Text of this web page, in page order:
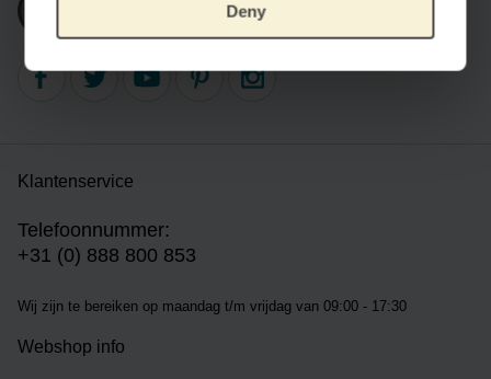
Deny
Inschrijven nieuwsbrief
Klantenservice
Telefoonnummer:
+31 (0) 888 800 853
Wij zijn te bereiken op maandag t/m vrijdag van 09:00 - 17:30
Webshop info